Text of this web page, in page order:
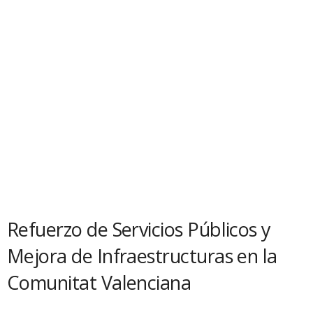
Refuerzo de Servicios Públicos y
Mejora de Infraestructuras en la
Comunitat Valenciana